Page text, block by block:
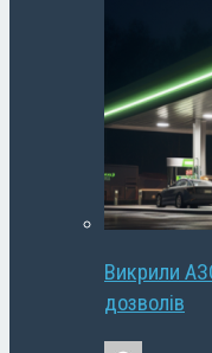
Викрили
дозволів